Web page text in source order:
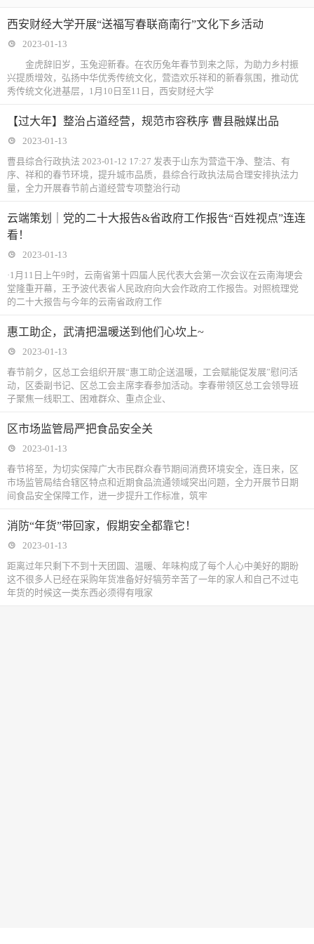
西安财经大学开展“送福写春联商南行”文化下乡活动
2023-01-13
金虎辞旧岁，玉兔迎新春。在农历兔年春节到来之际，为助力乡村振
兴提质增效，弘扬中华优秀传统文化，营造欢乐祥和的新春氛围，推动优
秀传统文化进基层，1月10日至11日，西安财经大学
【过大年】整治占道经营，规范市容秩序 曹县融媒出品
2023-01-13
曹县综合行政执法 2023-01-12 17:27 发表于山东为营造干净、整洁、有
序、祥和的春节环境，提升城市品质，县综合行政执法局合理安排执法力
量，全力开展春节前占道经营专项整治行动
云端策划｜党的二十大报告&省政府工作报告“百姓视点”连连
看！
2023-01-13
·1月11日上午9时，云南省第十四届人民代表大会第一次会议在云南海埂会
堂隆重开幕，王予波代表省人民政府向大会作政府工作报告。对照梳理党
的二十大报告与今年的云南省政府工作
惠工助企，武清把温暖送到他们心坎上~
2023-01-13
春节前夕，区总工会组织开展“惠工助企送温暖，工会赋能促发展”慰问活
动，区委副书记、区总工会主席李春参加活动。李春带领区总工会领导班
子聚焦一线职工、困难群众、重点企业、
区市场监管局严把食品安全关
2023-01-13
春节将至，为切实保障广大市民群众春节期间消费环境安全，连日来，区
市场监管局结合辖区特点和近期食品流通领域突出问题，全力开展节日期
间食品安全保障工作，进一步提升工作标准，筑牢
消防“年货”带回家，假期安全都靠它！
2023-01-13
距离过年只剩下不到十天团圆、温暖、年味构成了每个人心中美好的期盼
这不很多人已经在采购年货准备好好犒劳辛苦了一年的家人和自己不过屯
年货的时候这一类东西必须得有哦家